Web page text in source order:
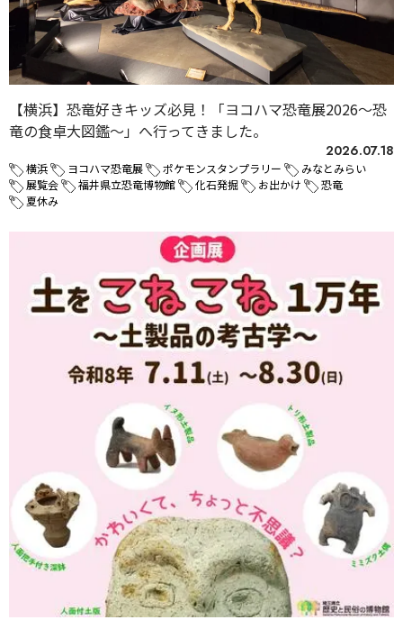
【横浜】恐竜好きキッズ必見！「ヨコハマ恐竜展2026～恐
竜の食卓大図鑑～」へ行ってきました。
2026.07.18
横浜 ヨコハマ恐竜展 ポケモンスタンプラリー
みなとみらい
展覧会
福井県立恐竜博物館 化石発掘 お出かけ
恐竜
夏休み